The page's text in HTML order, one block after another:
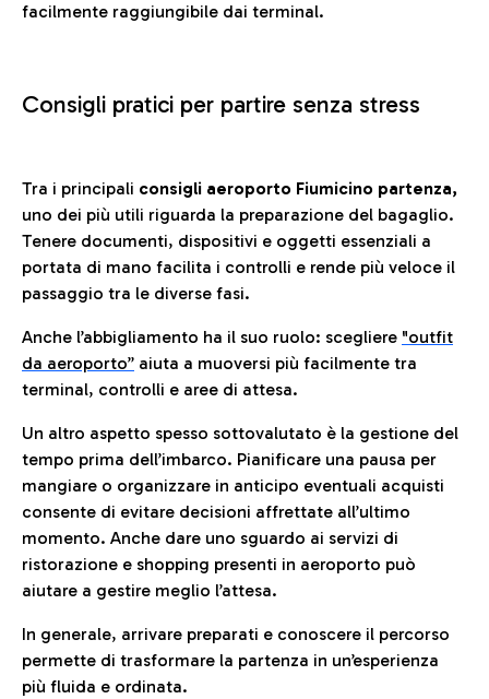
facilmente raggiungibile dai terminal.
Consigli pratici per partire senza stress
Tra i principali consigli aeroporto Fiumicino partenza,
uno dei più utili riguarda la preparazione del bagaglio.
Tenere documenti, dispositivi e oggetti essenziali a
portata di mano facilita i controlli e rende più veloce il
passaggio tra le diverse fasi.
Anche l’abbigliamento ha il suo ruolo: scegliere "outfit
da aeroporto” aiuta a muoversi più facilmente tra
terminal, controlli e aree di attesa.
Un altro aspetto spesso sottovalutato è la gestione del
tempo prima dell’imbarco. Pianificare una pausa per
mangiare o organizzare in anticipo eventuali acquisti
consente di evitare decisioni affrettate all’ultimo
momento. Anche dare uno sguardo ai servizi di
ristorazione e shopping presenti in aeroporto può
aiutare a gestire meglio l’attesa.
In generale, arrivare preparati e conoscere il percorso
permette di trasformare la partenza in un’esperienza
più fluida e ordinata.